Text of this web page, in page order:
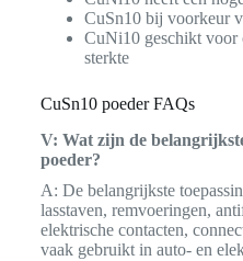
CuSn10 bij voorkeur
CuNi10 geschikt voor
sterkte
CuSn10 poeder FAQs
V: Wat zijn de
poeder?
A: De belangrijkste
lasstaven, remvoeringen,
elektrische contacten,
vaak gebruikt in auto- en